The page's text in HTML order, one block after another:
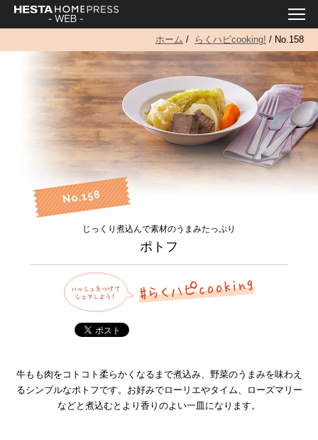
ホーム / らくハピcooking! / No.158
No.158
じっくり煮込んで素材のうまみたっぷり
ポトフ
牛もも肉をコトコト柔らかくなるまで煮込み、野菜のうまみを味わえ
るシンプルなポトフです。お好みでローリエやタイム、ローズマリー
などと煮込むとより香りのよい一皿になります。